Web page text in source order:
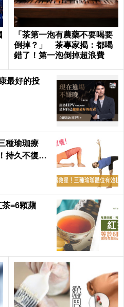
「茶第一泡有農藥不要喝要
倒掉？」 茶專家揭：都喝
錯了！第一泡倒掉超浪費
最好的投
種瑜珈療
持久不復
茶=6顆蘋